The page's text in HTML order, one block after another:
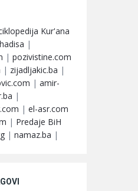
Kur'ana
|
| pozivistine.com
| zijadljakic.ba |
| amir-
|
| el-asr.com
| Predaje BiH
| namaz.ba |